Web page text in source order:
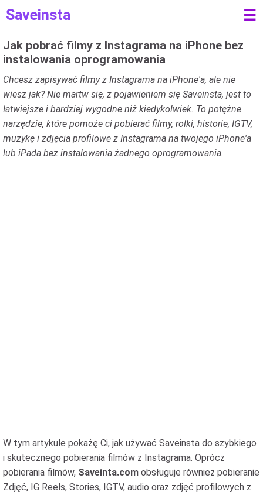
Saveinsta ☰
Jak pobrać filmy z Instagrama na iPhone bez
instalowania oprogramowania
Chcesz zapisywać filmy z Instagrama na iPhone'a, ale nie
wiesz jak? Nie martw się, z pojawieniem się Saveinsta, jest to
łatwiejsze i bardziej wygodne niż kiedykolwiek. To potężne
narzędzie, które pomoże ci pobierać filmy, rolki, historie, IGTV,
muzykę i zdjęcia profilowe z Instagrama na twojego iPhone'a
lub iPada bez instalowania żadnego oprogramowania.
W tym artykule pokażę Ci, jak używać Saveinsta do szybkiego
i skutecznego pobierania filmów z Instagrama. Oprócz
pobierania filmów, Saveinta.com obsługuje również pobieranie
Zdjęć, IG Reels, Stories, IGTV, audio oraz zdjęć profilowych z